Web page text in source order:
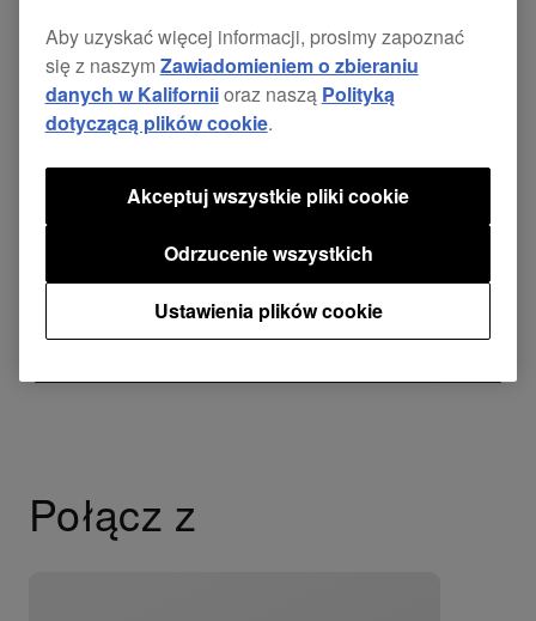
Wsparcie
Połącz z
Aby uzyskać więcej informacji, prosimy zapoznać
się z naszym Zawiadomieniem o zbieraniu
danych w Kaliforniioraz naszą Polityką
dotyczącą plików cookie.
Ustawienia plików cookie
Odrzucenie wszystkich
Akceptuj wszystkie pliki cookie